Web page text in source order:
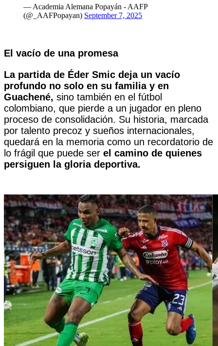
— Academia Alemana Popayán - AAFP
(@_AAFPopayan) September 7, 2025
El vacío de una promesa
La partida de Éder Smic deja un vacío
profundo no solo en su familia y en
Guachené, sino también en el fútbol
colombiano, que pierde a un jugador en pleno
proceso de consolidación. Su historia, marcada
por talento precoz y sueños internacionales,
quedará en la memoria como un recordatorio de
lo frágil que puede ser el camino de quienes
persiguen la gloria deportiva.